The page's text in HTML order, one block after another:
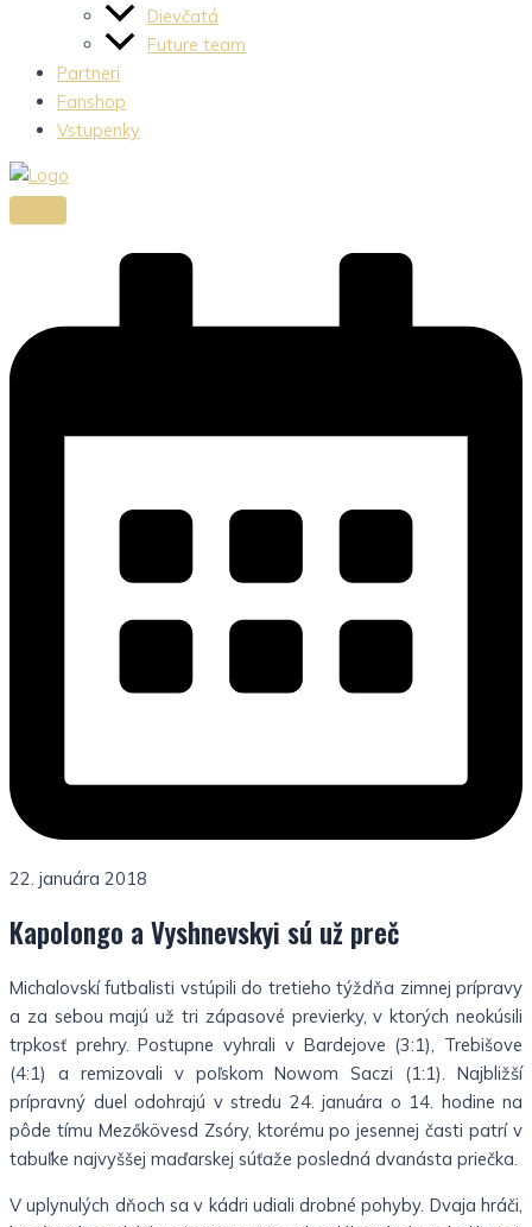
Dievčatá
Future team
Partneri
Fanshop
Vstupenky
22. januára 2018
Kapolongo a Vyshnevskyi sú už preč
Michalovskí futbalisti vstúpili do tretieho týždňa zimnej prípravy
a za sebou majú už tri zápasové previerky, v ktorých neokúsili
trpkosť prehry. Postupne vyhrali v Bardejove (3:1), Trebišove
(4:1) a remizovali v poľskom Nowom Saczi (1:1). Najbližší
prípravný duel odohrajú v stredu 24. januára o 14. hodine na
pôde tímu Mezőkövesd Zsóry, ktorému po jesennej časti patrí v
tabuľke najvyššej maďarskej súťaže posledná dvanásta priečka.
V uplynulých dňoch sa v kádri udiali drobné pohyby. Dvaja hráči,